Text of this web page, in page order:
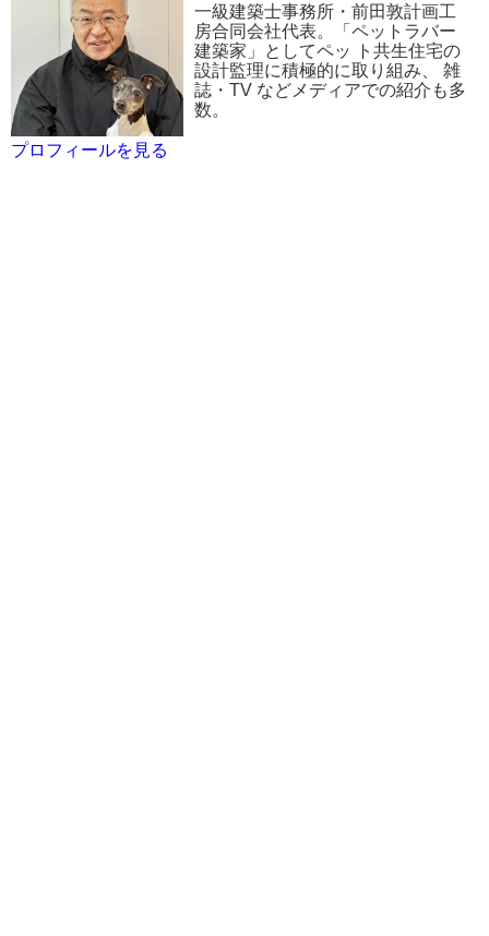
一級建築士事務所・前田敦計画工
房合同会社代表。「ペットラバー
建築家」としてペッ ト共生住宅の
設計監理に積極的に取り組み、 雑
誌・TV などメディアでの紹介も多
数。
プロフィールを見る